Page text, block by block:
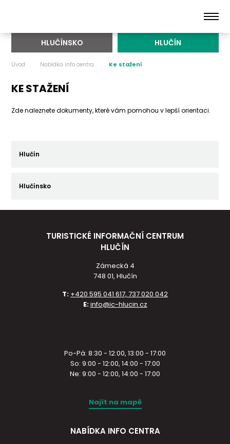
HLUČÍNSKO HLUČÍN
Úvod Nabídka info centra Ke stažení
KE STAŽENÍ
Zde naleznete dokumenty, které vám pomohou v lepší orientaci.
Hlučín
Hlučínsko
TURISTICKÉ INFORMAČNÍ CENTRUM
HLUČÍN
Zámecká 4
748 01, Hlučín
T: +420 595 041 617, 737 020 042
E:info@ic-hlucin.cz
Po-Pá: 8:30 - 12:00, 13:00 - 17:00
So: 9:00 - 12:00, 14:00 - 17:00
Ne: 9:00 - 12:00, 14:00 - 17:00
Najít na mapě
NABÍDKA INFO CENTRA